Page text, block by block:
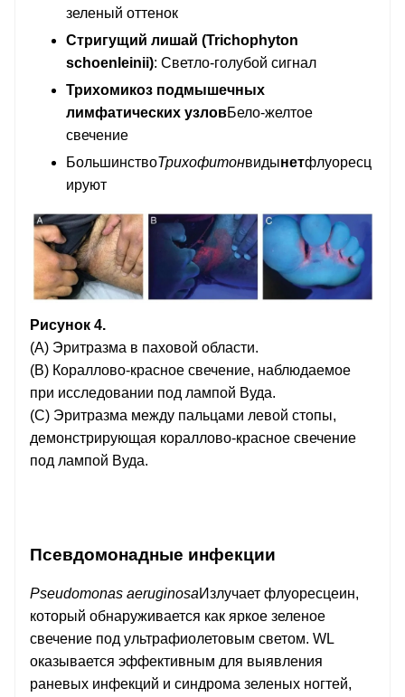
зеленый оттенок
Стригущий лишай (Trichophyton
schoenleinii): Светло-голубой сигнал
Трихомикоз подмышечных
лимфатических узловБело-желтое
свечение
БольшинствоТрихофитонвидынетфлуоресц
ируют
Рисунок 4.
(А) Эритразма в паховой области.
(B) Кораллово-красное свечение, наблюдаемое
при исследовании под лампой Вуда.
(C) Эритразма между пальцами левой стопы,
демонстрирующая кораллово-красное свечение
под лампой Вуда.
Псевдомонадные инфекции
Pseudomonas aeruginosaИзлучает флуоресцеин,
который обнаруживается как яркое зеленое
свечение под ультрафиолетовым светом. WL
оказывается эффективным для выявления
раневых инфекций и синдрома зеленых ногтей,